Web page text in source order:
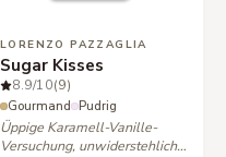
LORENZO PAZZAGLIA
Sugar Kisses
8.9/10(9)
Gourmand Pudrig
Üppige Karamell-Vanille-
Versuchung, unwiderstehlich